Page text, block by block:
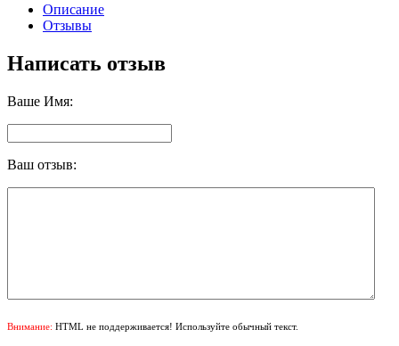
Описание
Отзывы
Написать отзыв
Ваше Имя:
Ваш отзыв:
Внимание: HTML не поддерживается! Используйте обычный текст.